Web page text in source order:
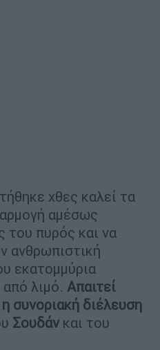
χθες καλεί τα
αμέσως
του πυρός και να
ανθρωπιστική
εκατομμύρια
από λιμό. Απαιτεί
συνοριακή διέλευση
Σουδάν και του